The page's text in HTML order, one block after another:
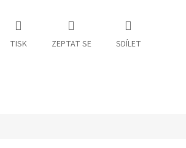
TISK ZEPTAT SE SDÍLET